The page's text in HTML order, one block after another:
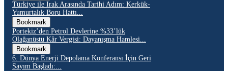
Türkiye ile Irak Arasında Tarihi Adım: Kerkük-
Yumurtalık Boru Hattı...
Bookmark
Portekiz’den Petrol Devlerine %33’lük
Olağanüstü Kâr Vergisi: Dayanışma Hamlesi...
Bookmark
6. Dünya Enerji Depolama Konferansı İçin Geri
Sayım Başladı:...